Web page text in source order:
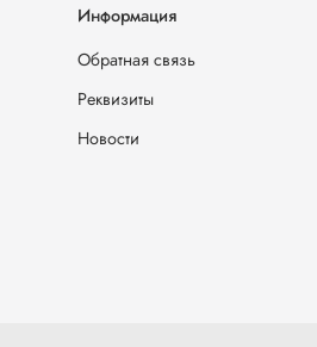
Информация
Обратная связь
Реквизиты
Новости